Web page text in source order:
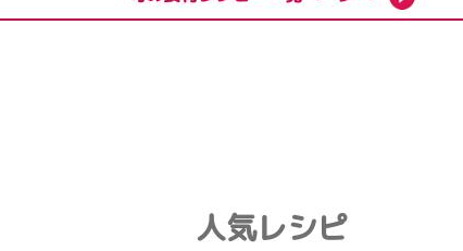
人気レシピ